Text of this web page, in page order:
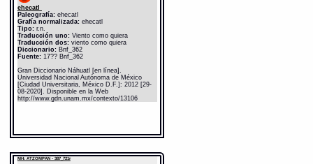
ehecatl
Paleografía:ehecatl
Grafía normalizada:ehecatl
Tipo:r.n.
Traducción uno:Viento como quiera
Traducción dos:viento como quiera
Diccionario: Bnf_362
Fuente:17?? Bnf_362
Gran Diccionario Náhuatl [en línea].
Universidad Nacional Autónoma de México
[Ciudad Universitaria, México D.F.]: 2012 [29-
08-2020]. Disponible en la Web
http://www.gdn.unam.mx/contexto/13106
MH: ATZOMPAN - 387_721r